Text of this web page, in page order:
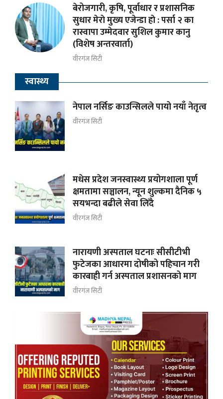
बेरोजगारी, कृषि, पूर्वाधार र प्रशासनिक
सुधार मेराे मुख्य एजेन्डा हाे : पर्सा २ का
रास्वापा उम्मेदवार सुशिल कुमार कानु
(विशेष अन्तरवार्ता)
वीरगंज सिटी
स्वास्थ्य
नेपाल नर्सिङ काउन्सिलले पायो नयाँ नेतृत्व
वीरगंज सिटी
मधेस प्रदेश जनस्वास्थ्य प्रयोगशाला पूर्ण
क्षमतामा सञ्चालन, न्यून शुल्कमा दैनिक ५
सयभन्दा बढीले सेवा लिँदै
वीरगंज सिटी
नारायणी अस्पताल घटनाः सीसीटीभी
फुटेजका आधारमा दोषीको पहिचान गरी
कारबाही गर्न अस्पताल प्रशासनको माग
वीरगंज सिटी